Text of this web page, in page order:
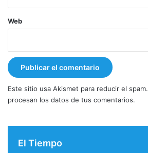
Web
Este sitio usa Akismet para reducir el spam.
procesan los datos de tus comentarios.
El Tiempo